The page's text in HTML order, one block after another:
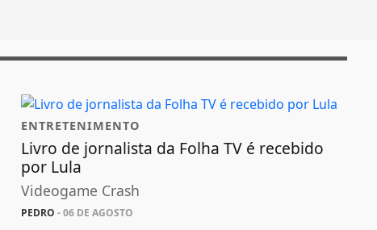
ENTRETENIMENTO
Livro de jornalista da Folha TV é recebido
por Lula
Videogame Crash
PEDRO - 06 DE AGOSTO